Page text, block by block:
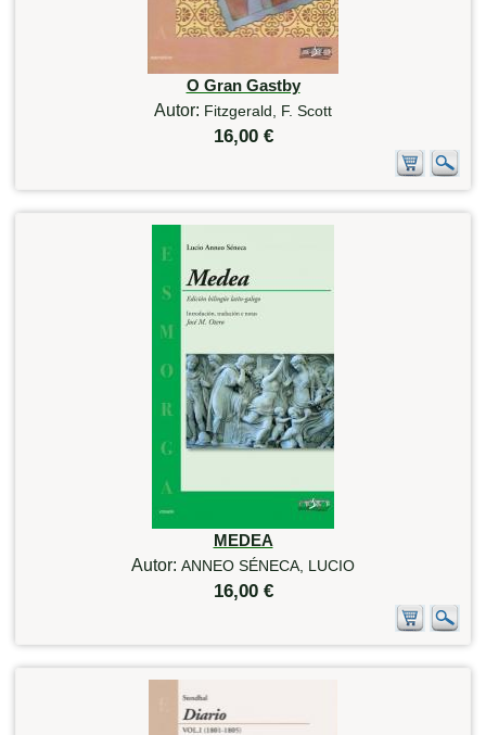
O Gran Gastby
Autor: Fitzgerald, F. Scott
16,00 €
MEDEA
Autor: ANNEO SÉNECA, LUCIO
16,00 €